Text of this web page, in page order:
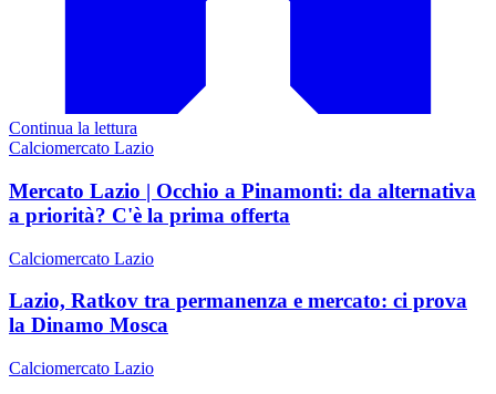
Continua la lettura
Calciomercato Lazio
Mercato Lazio | Occhio a Pinamonti: da alternativa
a priorità? C'è la prima offerta
Calciomercato Lazio
Lazio, Ratkov tra permanenza e mercato: ci prova
la Dinamo Mosca
Calciomercato Lazio